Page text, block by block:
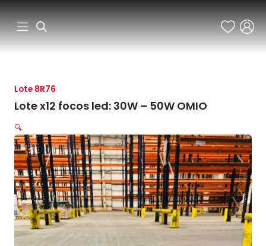
Ir
al
contenido
Lote 8R76
Lote x12 focos led: 30W – 50W OMIO
🔍